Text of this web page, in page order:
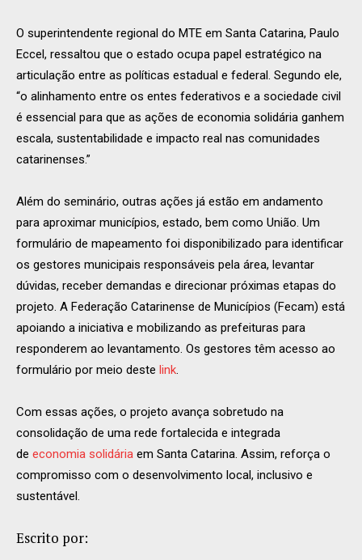
O superintendente regional do MTE em Santa Catarina, Paulo
Eccel, ressaltou que o estado ocupa papel estratégico na
articulação entre as políticas estadual e federal. Segundo ele,
“o alinhamento entre os entes federativos e a sociedade civil
é essencial para que as ações de economia solidária ganhem
escala, sustentabilidade e impacto real nas comunidades
catarinenses.”
Além do seminário, outras ações já estão em andamento
para aproximar municípios, estado, bem como União. Um
formulário de mapeamento foi disponibilizado para identificar
os gestores municipais responsáveis pela área, levantar
dúvidas, receber demandas e direcionar próximas etapas do
projeto. A Federação Catarinense de Municípios (Fecam) está
apoiando a iniciativa e mobilizando as prefeituras para
responderem ao levantamento. Os gestores têm acesso ao
formulário por meio deste link.
Com essas ações, o projeto avança sobretudo na
consolidação de uma rede fortalecida e integrada
de economia solidária em Santa Catarina. Assim, reforça o
compromisso com o desenvolvimento local, inclusivo e
sustentável.
Escrito por: